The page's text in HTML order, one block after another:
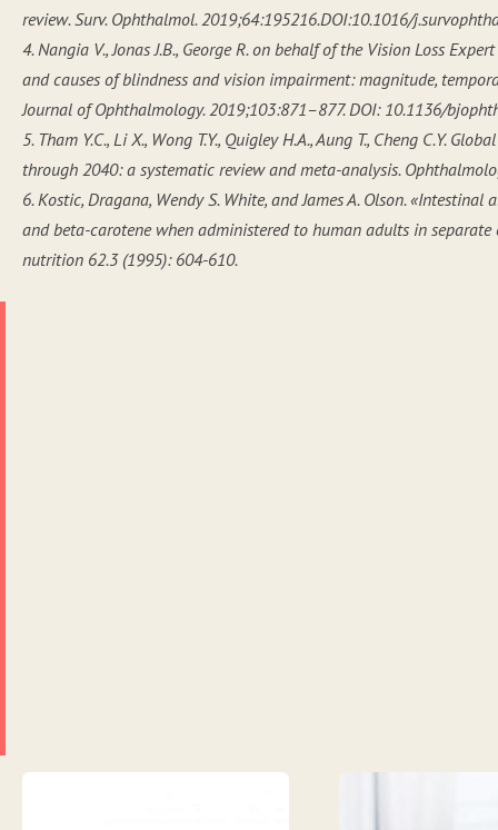
review. Surv. Ophthalmol. 2019;64:195216.DOI:10.1016/
4. Nangia V., Jonas J.B., George R. on behalf of the Vision Loss
and causes of blindness and vision impairment: magnitude,
Journal of Ophthalmology. 2019;103:871–877. DOI: 10.1136/
5. Tham Y.C., Li X., Wong T.Y., Quigley H.A., Aung T., Cheng C.Y.
through 2040: a systematic review and meta-analysis.
6. Kostic, Dragana, Wendy S. White, and James A. Olson.
and beta-carotene when administered to human adults in
nutrition 62.3 (1995): 604-610.